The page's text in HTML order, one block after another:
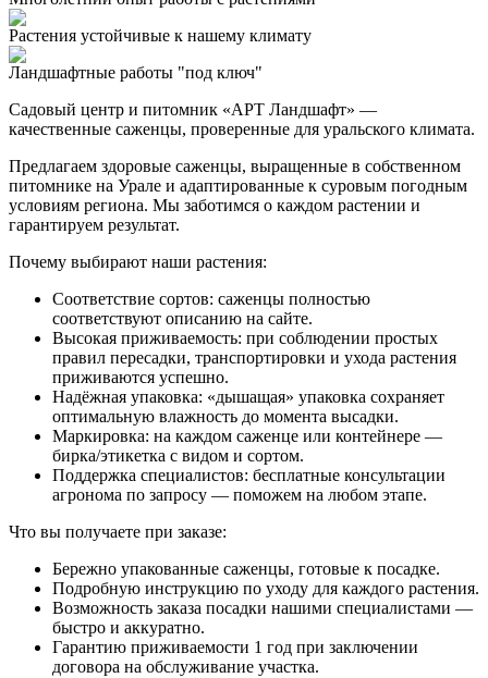
Растения устойчивые к нашему климату
Ландшафтные работы "под ключ"
Садовый центр и питомник «АРТ Ландшафт» —
качественные саженцы, проверенные для уральского климата.
Предлагаем здоровые саженцы, выращенные в собственном
питомнике на Урале и адаптированные к суровым погодным
условиям региона. Мы заботимся о каждом растении и
гарантируем результат.
Почему выбирают наши растения:
Соответствие сортов: саженцы полностью
соответствуют описанию на сайте.
Высокая приживаемость: при соблюдении простых
правил пересадки, транспортировки и ухода растения
приживаются успешно.
Надёжная упаковка: «дышащая» упаковка сохраняет
оптимальную влажность до момента высадки.
Маркировка: на каждом саженце или контейнере —
бирка/этикетка с видом и сортом.
Поддержка специалистов: бесплатные консультации
агронома по запросу — поможем на любом этапе.
Что вы получаете при заказе:
Бережно упакованные саженцы, готовые к посадке.
Подробную инструкцию по уходу для каждого растения.
Возможность заказа посадки нашими специалистами —
быстро и аккуратно.
Гарантию приживаемости 1 год при заключении
договора на обслуживание участка.